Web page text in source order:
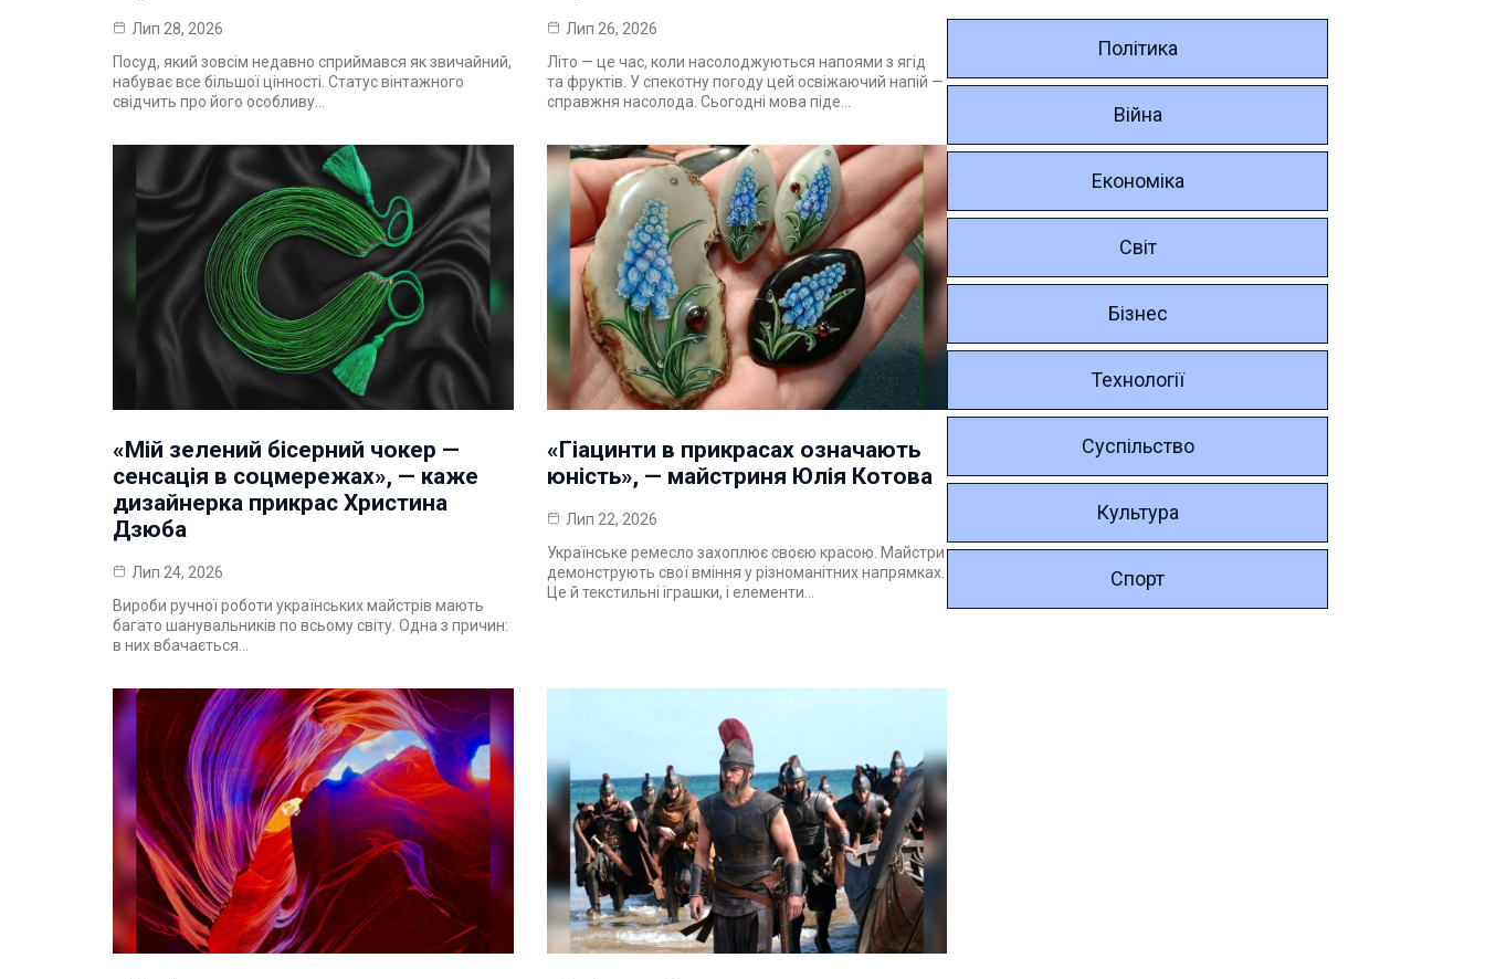
Лип 28, 2026
Посуд, який зовсім недавно сприймався як звичайний,
набуває все більшої цінності. Статус вінтажного
свідчить про його особливу…
Лип 26, 2026
Літо — це час, коли насолоджуються напоями з ягід
та фруктів. У спекотну погоду цей освіжаючий напій —
справжня насолода. Сьогодні мова піде…
«Мій зелений бісерний чокер —
сенсація в соцмережах», — каже
дизайнерка прикрас Христина
Дзюба
Лип 24, 2026
Вироби ручної роботи українських майстрів мають
багато шанувальників по всьому світу. Одна з причин:
в них вбачається…
«Гіацинти в прикрасах означають
юність», — майстриня Юлія Котова
Лип 22, 2026
Українське ремесло захоплює своєю красою. Майстри
демонструють свої вміння у різноманітних напрямках.
Це й текстильні іграшки, і елементи…
Політика
Війна
Економіка
Світ
Бізнес
Технології
Суспільство
Культура
Спорт